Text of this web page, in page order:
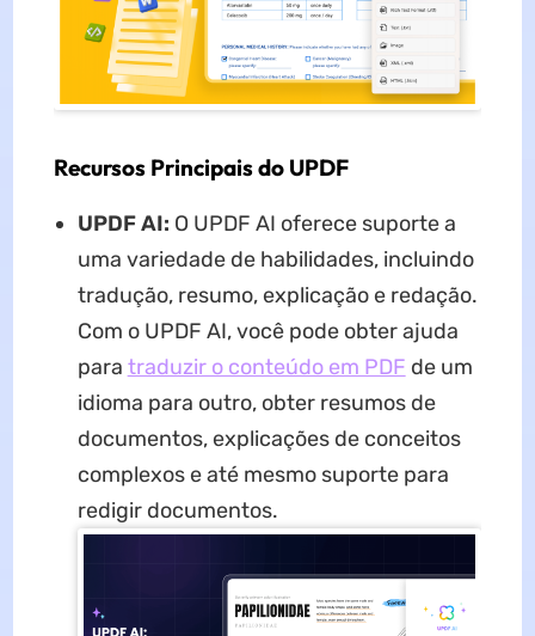
Recursos Principais do UPDF
UPDF AI: O UPDF AI oferece suporte a
uma variedade de habilidades, incluindo
tradução, resumo, explicação e redação.
Com o UPDF AI, você pode obter ajuda
para traduzir o conteúdo em PDF de um
idioma para outro, obter resumos de
documentos, explicações de conceitos
complexos e até mesmo suporte para
redigir documentos.